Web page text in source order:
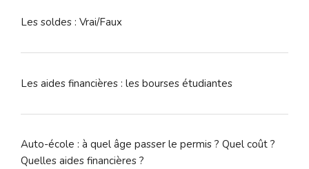
Les soldes : Vrai/Faux
Les aides financières : les bourses étudiantes
Auto-école : à quel âge passer le permis ? Quel coût ?
Quelles aides financières ?